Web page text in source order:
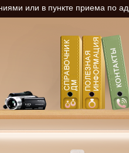
или в пункте приема по